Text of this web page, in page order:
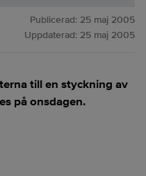
Publicerad: 25 maj 2005
Uppdaterad: 25 maj 2005
till en styckning av
på onsdagen.